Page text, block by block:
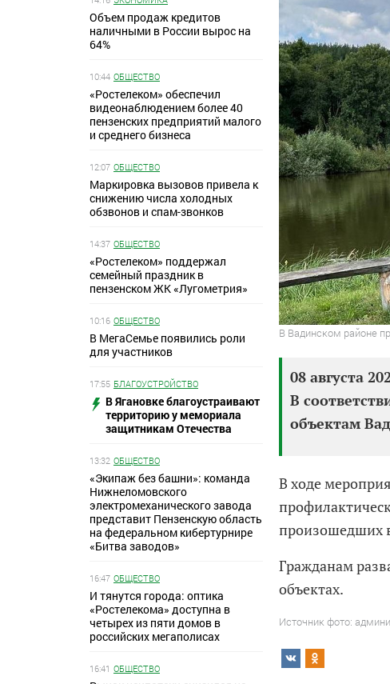
Объем продаж кредитов
наличными в России вырос на
64%
10:44 ОБЩЕСТВО
«Ростелеком» обеспечил
видеонаблюдением более 40
пензенских предприятий малого
и среднего бизнеса
12:07 ОБЩЕСТВО
Маркировка вызовов привела к
снижению числа холодных
обзвонов и спам-звонков
14:37 ОБЩЕСТВО
«Ростелеком» поддержал
семейный праздник в
пензенском ЖК «Лугометрия»
10:16 ОБЩЕСТВО
В МегаСемье появились роли
для участников
17:55 БЛАГОУСТРОЙСТВО
В Ягановке благоустраивают
территорию у мемориала
защитникам Отечества
13:32 ОБЩЕСТВО
«Экипаж без башни»: команда
Нижнеломовского
электромеханического завода
представит Пензенскую область
на федеральном кибертурнире
«Битва заводов»
16:47 ОБЩЕСТВО
И тянутся города: оптика
«Ростелекома» доступна в
четырех из пяти домов в
российских мегаполисах
16:41 ОБЩЕСТВО
В Вадинском районе
08 августа
В
объектам
В ходе
произошедших
Гражданам
объектах.
Источник фото: